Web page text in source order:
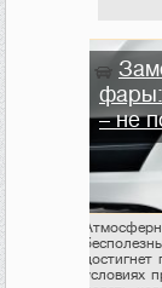
фары:
– не
условиях